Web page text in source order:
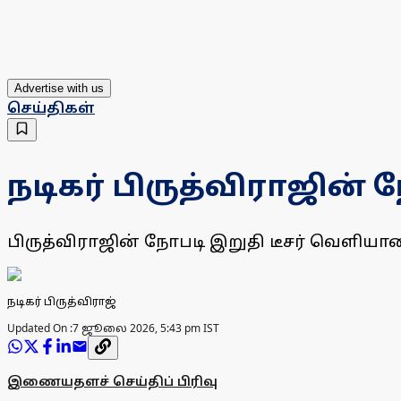
Advertise with us
செய்திகள்
நடிகர்
பிருத்விராஜின் நோபடி இறுதி டீசர்
நடிகர் பிருத்விராஜ்
Updated On :7 ஜூலை 2026, 5:43 pm IST
இணையதளச் செய்திப் பிரிவு